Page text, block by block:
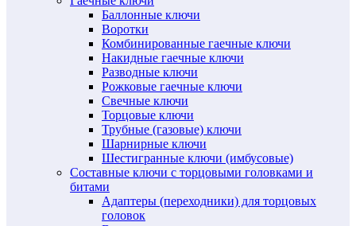
Баллонные ключи
Воротки
Комбинированные гаечные ключи
Накидные гаечные ключи
Разводные ключи
Рожковые гаечные ключи
Свечные ключи
Торцовые ключи
Трубные (газовые) ключи
Шарнирные ключи
Шестигранные ключи (имбусовые)
Составные ключи с торцовыми головками и
битами
Адаптеры (переходники) для торцовых
головок